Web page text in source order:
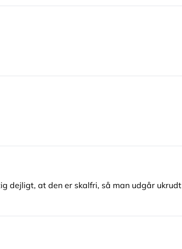
dejligt, at den er skalfri, så man udgår ukrudt